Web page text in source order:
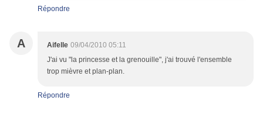
Répondre
A Aifelle 09/04/2010 05:11
J'ai vu "la princesse et la grenouille", j'ai trouvé l'ensemble
trop mièvre et plan-plan.
Répondre